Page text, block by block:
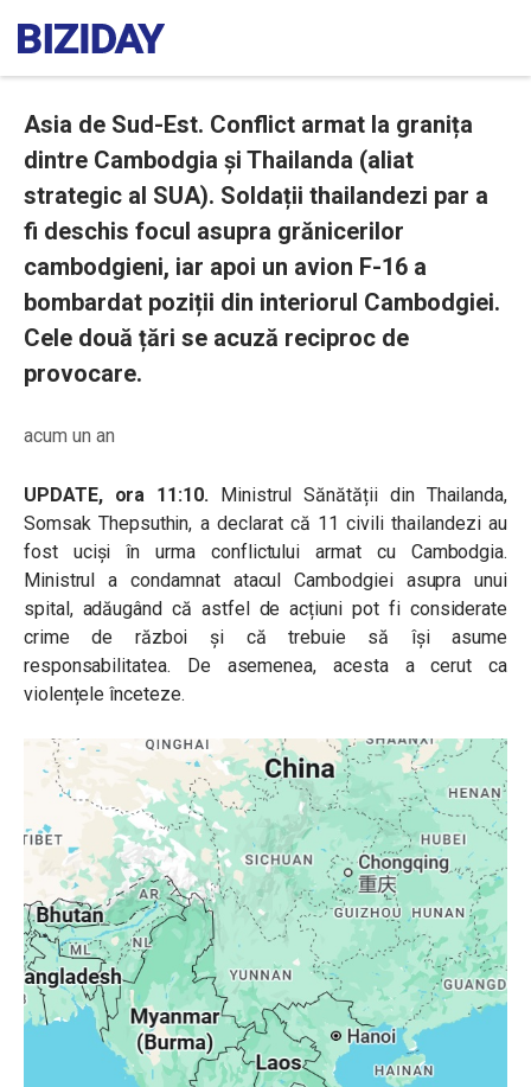
Asia de Sud-Est. Conflict armat la granița
dintre Cambodgia și Thailanda (aliat
strategic al SUA). Soldații thailandezi par a
fi deschis focul asupra grănicerilor
cambodgieni, iar apoi un avion F-16 a
bombardat poziții din interiorul Cambodgiei.
Cele două țări se acuză reciproc de
provocare.
acum un an
UPDATE, ora 11:10.Ministrul Sănătății din Thailanda,
Somsak Thepsuthin, a declarat că 11 civili thailandezi au
fost uciși în urma conflictului armat cu Cambodgia.
Ministrul a condamnat atacul Cambodgiei asupra unui
spital, adăugând că astfel de acțiuni pot fi considerate
crime de război și că trebuie să își asume
responsabilitatea. De asemenea, acesta a cerut ca
violențele înceteze.